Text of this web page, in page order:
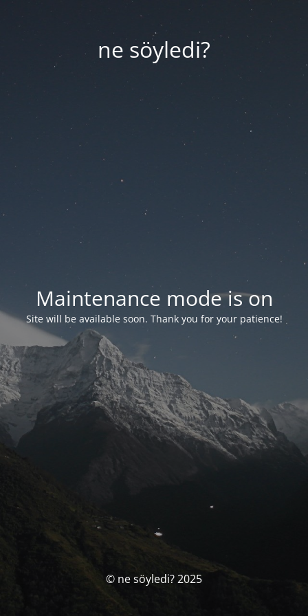
ne söyledi?
Maintenance mode is on
Site will be available soon. Thank you for your patience!
© ne söyledi? 2025